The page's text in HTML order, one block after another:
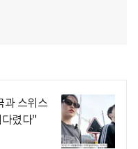
과 스위스
렸다"